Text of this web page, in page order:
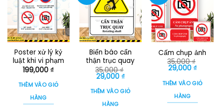
Poster xử lý kỷ
luật khi vi phạm
199,000₫
THÊM VÀO GIỎ
HÀNG
Biển báo cẩn
thận trục quay
35,000₫
Giá
gốc
là:
35,000 ₫.
29,000 ₫Giá
tại
là:
THÊM VÀO GIỎ
HÀNG
Cấm chụp ảnh
35,000₫
Giá
gốc
là:
35,000 ₫.
29,000 ₫Giá
tại
là:
THÊM VÀO GIỎ
HÀNG